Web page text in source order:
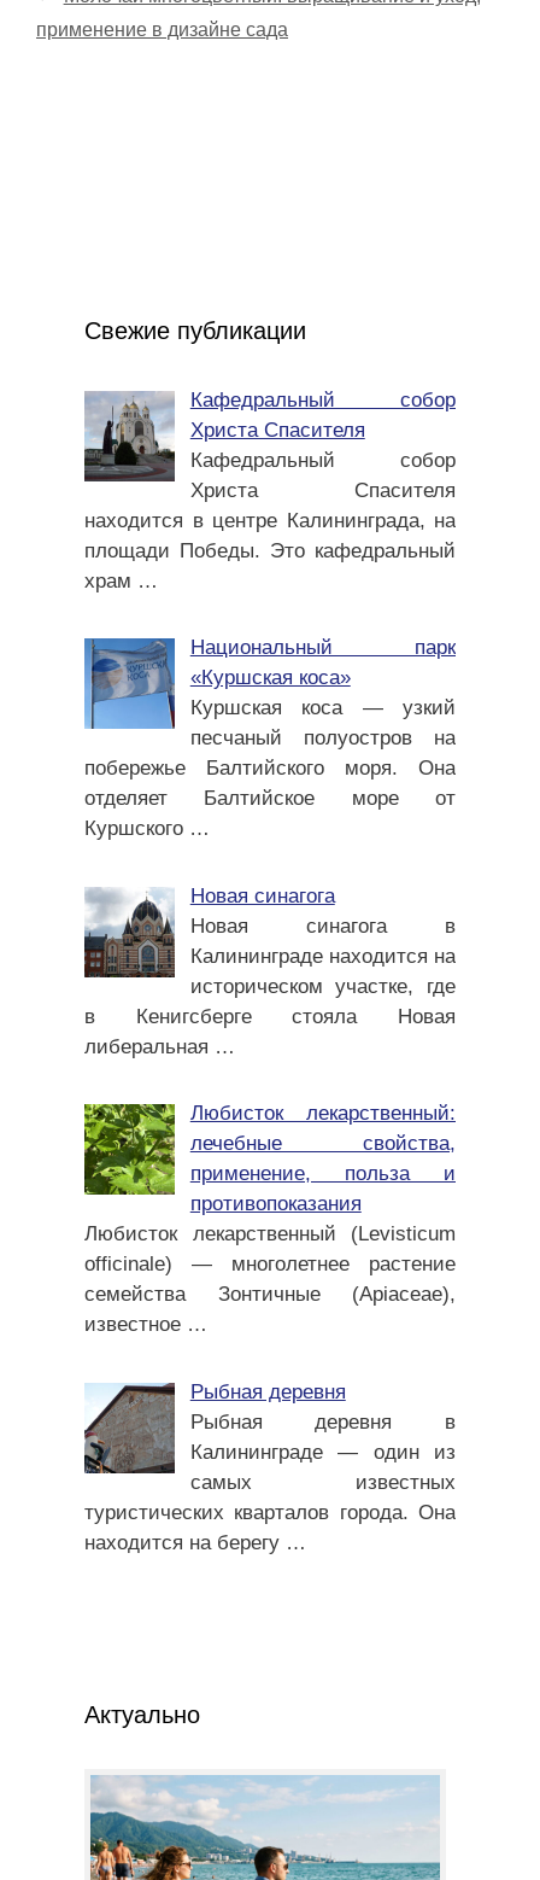
применение в дизайне сада
Свежие публикации
Кафедральный собор
Христа Спасителя
Кафедральный собор
Христа Спасителя
находится в центре Калининграда, на
площади Победы. Это кафедральный
храм …
Национальный парк
«Куршская коса»
Куршская коса — узкий
песчаный полуостров на
побережье Балтийского моря. Она
отделяет Балтийское море от
Куршского …
Новая синагога
Новая синагога в
Калининграде находится на
историческом участке, где
в Кенигсберге стояла Новая
либеральная …
Любисток лекарственный:
лечебные свойства,
применение, польза и
противопоказания
Любисток лекарственный (Levisticum
officinale) — многолетнее растение
семейства Зонтичные (Apiaceae),
известное …
Рыбная деревня
Рыбная деревня в
Калининграде — один из
самых известных
туристических кварталов города. Она
находится на берегу …
Актуально